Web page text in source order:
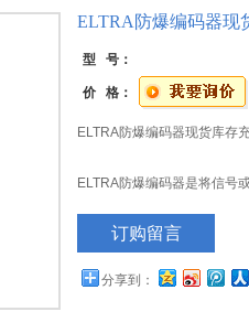
ELTRA防爆编码器现
型 号：
价 格：
ELTRA防爆编码器现货库存
ELTRA防爆编码器是将信号
后者称为码尺。按照读出方
订购留言
分享到：